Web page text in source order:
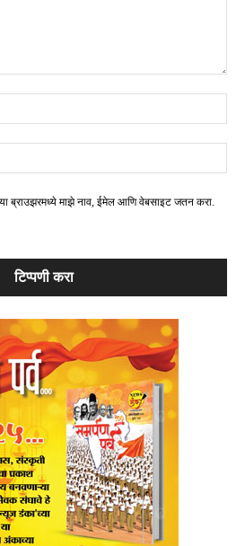
या ब्राउझरमध्ये माझे नाव, ईमेल आणि वेबसाइट जतन करा.